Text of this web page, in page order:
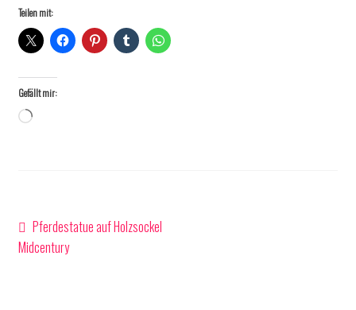
Teilen mit:
Gefällt mir:
Wird
Beitragsnavigation
Vorheriger
Beitrag:
Pferdestatue auf Holzsockel
Midcentury